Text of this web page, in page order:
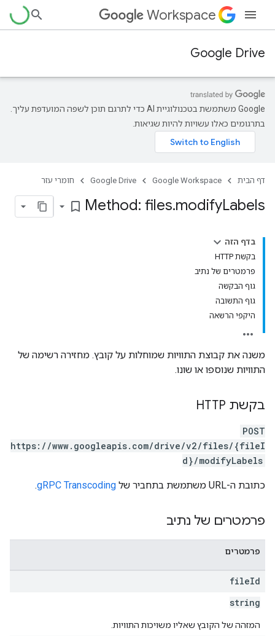
Workspace
Google Drive
‫Google משתמשת בטכנולוגיית AI כדי לתרגם תוכן לשפה המועדפת עליך.
בתרגומים כאלו עשויות להיות שגיאות.
דף הבית Google Workspace
Google Drive חומרי עזר
Method: files.modifyLabels
bookmark_border
בדף הזה
בקשת HTTP
פרמטרים של נתיב
גוף הבקשה
גוף התשובה
היקפי הרשאה
משנה את קבוצת התוויות שמוחלות על קובץ. מחזירה רשימה של
התוויות שנוספו או שונו.
בקשת HTTP
POST
https://www.googleapis.com/drive/v2/files/{fileI
d}/modifyLabels
כתובת ה-URL משתמשת בתחביר של gRPC Transcoding
.
פרמטרים של נתיב
פרמטרים
fileId
string
המזהה של הקובץ שאליו משויכות התוויות.